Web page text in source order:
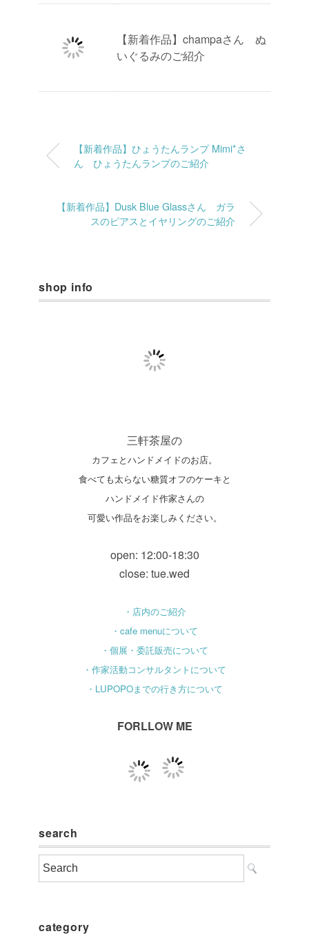
【新着作品】champaさん ぬ
いぐるみのご紹介
【新着作品】ひょうたんランプ Mimi*さ
ん ひょうたんランプのご紹介
【新着作品】Dusk Blue Glassさん ガラ
スのピアスとイヤリングのご紹介
shop info
三軒茶屋の
カフェとハンドメイドのお店。
食べても太らない糖質オフのケーキと
ハンドメイド作家さんの
可愛い作品をお楽しみください。
open: 12:00-18:30
close: tue.wed
・店内のご紹介
・cafe menuについて
・個展・委託販売について
・作家活動コンサルタントについて
・LUPOPOまでの行き方について
FORLLOW ME
search
category